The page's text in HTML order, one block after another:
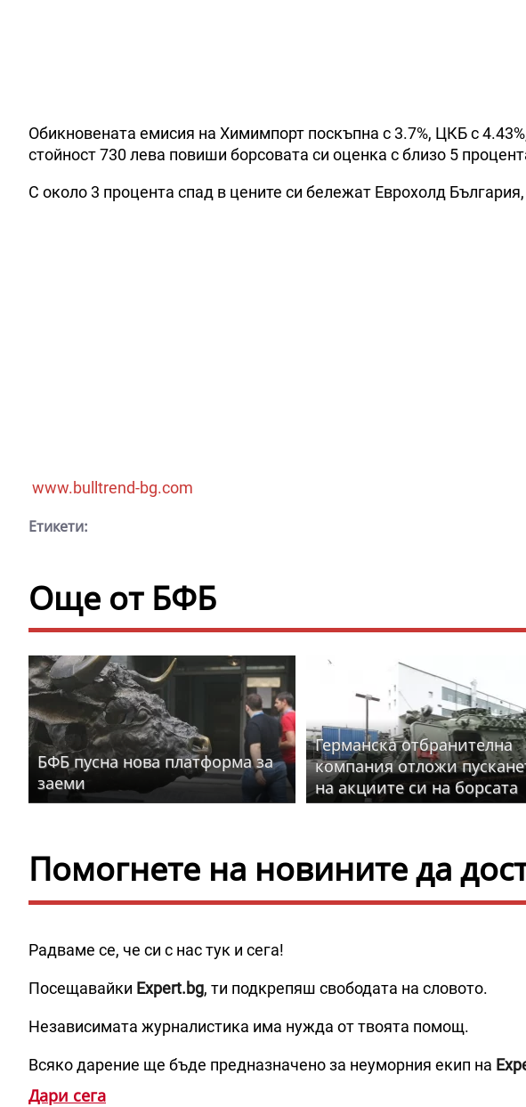
Обикновената емисия на Химимпорт поскъпна с 3.7%, ЦКБ с
стойност 730 лева повиши борсовата си оценка с близо 5
С около 3 процента спад в цените си бележат Еврохолд
www.bulltrend-bg.com
Етикети:
Още от БФБ
БФБ пусна нова платформа за
заеми
Германска отбранителна
компания отложи
на акциите си на борсата
Помогнете на новините да
Радваме се, че си с нас тук и сега!
Посещавайки Expert.bg, ти подкрепяш свободата на словото.
Независимата журналистика има нужда от твоята помощ.
Всяко дарение ще бъде предназначено за неуморния екип на
Дари сега